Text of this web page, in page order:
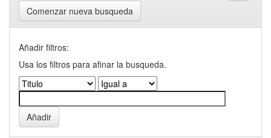
Comenzar nueva busqueda
Añadir filtros:
Usa los filtros para afinar la busqueda.